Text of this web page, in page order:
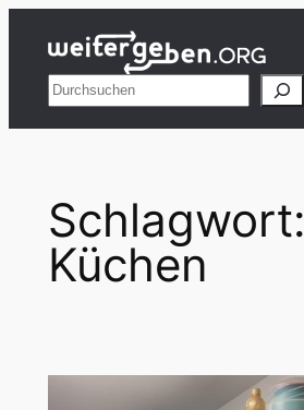
Inhalt
springenSuchen
Schlagwort:
Küchen